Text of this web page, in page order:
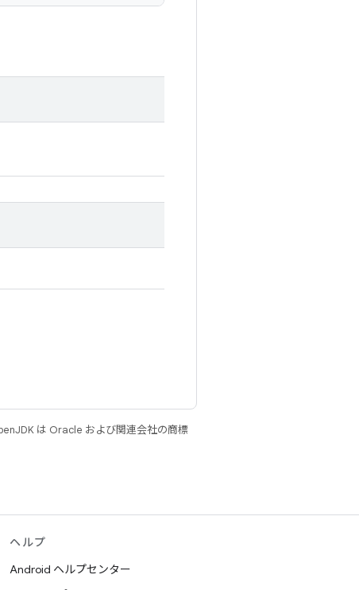
は Oracle および関連会社の商標
ヘルプ
Android ヘルプセンター